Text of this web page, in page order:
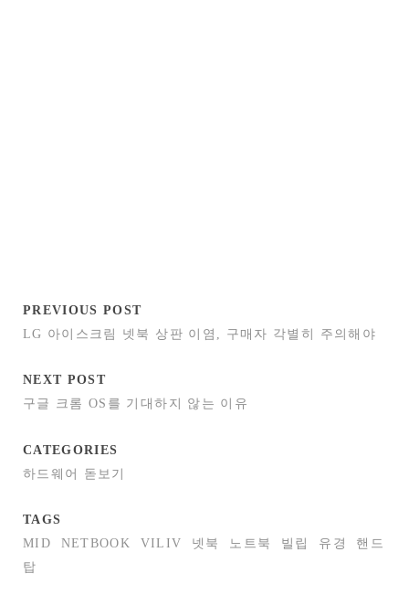
PREVIOUS POST
LG 아이스크림 넷북 상판 이염, 구매자 각별히 주의해야
NEXT POST
구글 크롬 OS를 기대하지 않는 이유
CATEGORIES
하드웨어 돋보기
TAGS
MID
NETBOOK VILIV 넷북 노트북 빌립 유경
핸드
탑